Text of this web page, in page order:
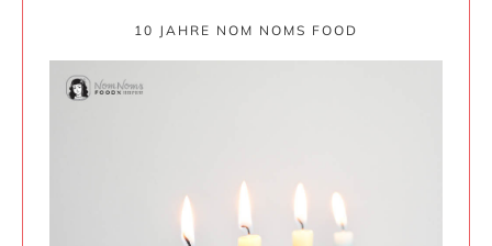
10 JAHRE NOM NOMS FOOD